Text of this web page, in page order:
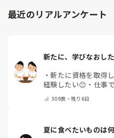
最近のリアルアンケート
新たに、学びなおし
・新たに資格を取得
経験したい😊 ・ 仕事
教えてください）
309票・残り6日
夏に食べたいものは